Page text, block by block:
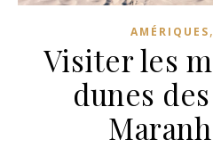
AMÉRIQUES,
Visiter les
dunes